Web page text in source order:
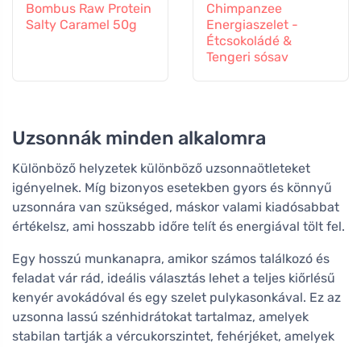
Bombus Raw Protein
Salty Caramel 50g
Chimpanzee
Energiaszelet -
Étcsokoládé &
Tengeri sósav
Uzsonnák minden alkalomra
Különböző helyzetek különböző uzsonnaötleteket
igényelnek. Míg bizonyos esetekben gyors és könnyű
uzsonnára van szükséged, máskor valami kiadósabbat
értékelsz, ami hosszabb időre telít és energiával tölt fel.
Egy hosszú munkanapra, amikor számos találkozó és
feladat vár rád, ideális választás lehet a teljes kiőrlésű
kenyér avokádóval és egy szelet pulykasonkával. Ez az
uzsonna lassú szénhidrátokat tartalmaz, amelyek
stabilan tartják a vércukorszintet, fehérjéket, amelyek